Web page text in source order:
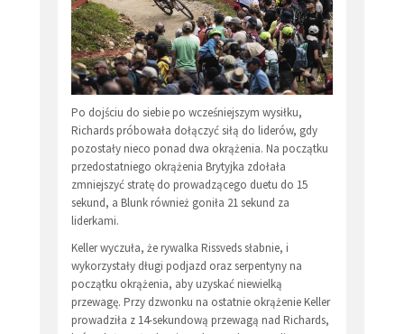
Po dojściu do siebie po wcześniejszym wysiłku,
Richards próbowała dołączyć siłą do liderów, gdy
pozostały nieco ponad dwa okrążenia. Na początku
przedostatniego okrążenia Brytyjka zdołała
zmniejszyć stratę do prowadzącego duetu do 15
sekund, a Blunk również goniła 21 sekund za
liderkami.
Keller wyczuła, że rywalka Rissveds słabnie, i
wykorzystały długi podjazd oraz serpentyny na
początku okrążenia, aby uzyskać niewielką
przewagę. Przy dzwonku na ostatnie okrążenie Keller
prowadziła z 14-sekundową przewagą nad Richards,